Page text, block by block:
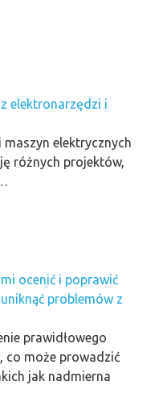
elektronarzędzi i
elektrycznych
różnych projektów,
ocenić i poprawić
problemów z
prawidłowego
co może prowadzić
jak nadmierna